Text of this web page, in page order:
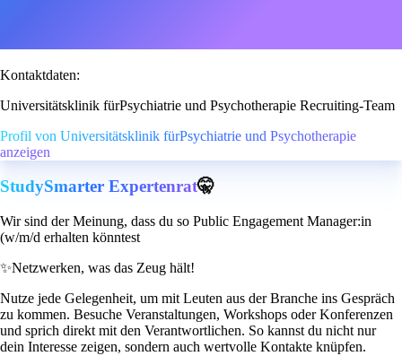
Kontaktdaten:
Universitätsklinik fürPsychiatrie und Psychotherapie Recruiting-Team
Profil von Universitätsklinik fürPsychiatrie und Psychotherapie
anzeigen
StudySmarter Expertenrat🤫
Wir sind der Meinung, dass du so Public Engagement Manager:in
(w/m/d erhalten könntest
✨Netzwerken, was das Zeug hält!
Nutze jede Gelegenheit, um mit Leuten aus der Branche ins Gespräch
zu kommen. Besuche Veranstaltungen, Workshops oder Konferenzen
und sprich direkt mit den Verantwortlichen. So kannst du nicht nur
dein Interesse zeigen, sondern auch wertvolle Kontakte knüpfen.